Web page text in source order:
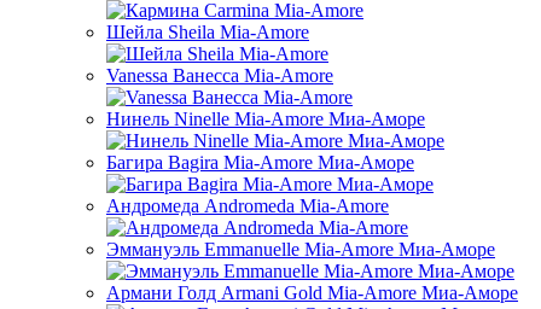
Шейла Sheila Mia-Amore
Vanessa Ванесса Mia-Amore
Нинель Ninelle Mia-Amore Миа-Аморе
Багира Bagira Mia-Amore Миа-Аморе
Андромеда Andromeda Mia-Amore
Эммануэль Emmanuelle Mia-Amore Миа-Аморе
Армани Голд Armani Gold Mia-Amore Миа-Аморе